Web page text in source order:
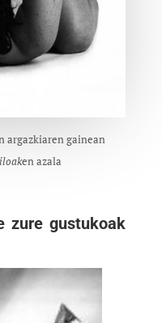
argazkiaren gainean
en azala
zure gustukoak